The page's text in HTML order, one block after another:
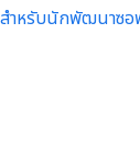
สำหรับนักพัฒนาซ